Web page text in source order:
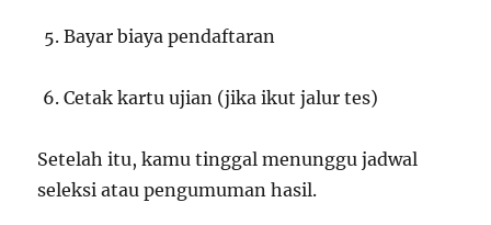
Bayar biaya pendaftaran
Cetak kartu ujian (jika ikut jalur tes)
Setelah itu, kamu tinggal menunggu jadwal
seleksi atau pengumuman hasil.